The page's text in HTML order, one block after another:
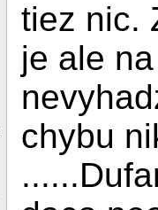
tiez nic.
je ale
chybu